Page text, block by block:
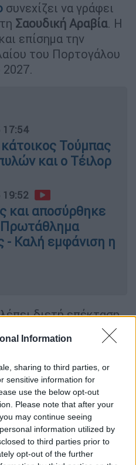
Information
sharing to third parties, or
sensitive information for
use the below opt-out
Please note that after your
may continue seeing
information utilized by
to third parties prior to
opt-out of the further
συνεχίζει να γράφει
Σαουδική Αραβία. Η
επίσημα την
του Πορτογάλου
2027.
17:54
Τούμπας
και ο Τέιλορ
19:52
και αποσύρθηκε
Καλή εμφάνιση η
διετή επέκταση,
30 Ιουνίου. Ο
πλέον στην ομάδα
των 42 ετών, με
και την επίτευξη του
του. Μέχρι
938 επίσημα
ότι του
να φτάσει σε ένα